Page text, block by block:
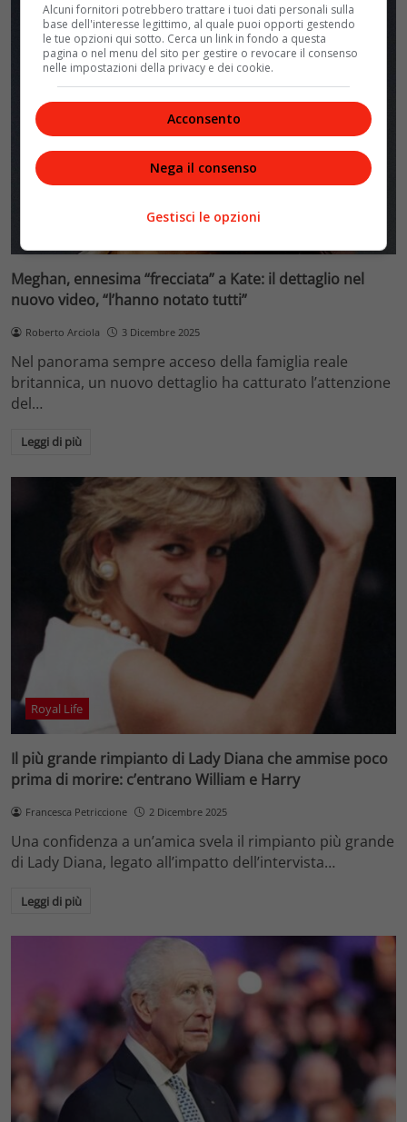
Meghan, ennesima “frecciata” a Kate: il dettaglio nel
nuovo video, “l’hanno notato tutti”
Roberto Arciola 3 Dicembre 2025
Nel panorama sempre acceso della famiglia reale
britannica, un nuovo dettaglio ha catturato l’attenzione
del…
Leggi di più
Royal Life
Il più grande rimpianto di Lady Diana che ammise poco
prima di morire: c’entrano William e Harry
Francesca Petriccione 2 Dicembre 2025
Una confidenza a un’amica svela il rimpianto più grande
di Lady Diana, legato all’impatto dell’intervista…
Leggi di più
Alcuni fornitori potrebbero trattare i tuoi dati personali sulla
base dell'interesse legittimo, al quale puoi opporti gestendo
le tue opzioni qui sotto. Cerca un link in fondo a questa
pagina o nel menu del sito per gestire o revocare il consenso
nelle impostazioni della privacy e dei cookie.
Acconsento
Nega il consenso
Gestisci le opzioni